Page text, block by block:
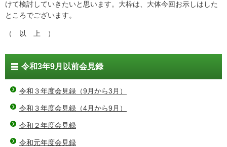
けて検討していきたいと思います。大枠は、大体今回お示しはした
ところでございます。
（ 以 上 ）
令和3年9月以前会見録
令和３年度会見録（9月から3月）
令和３年度会見録（4月から9月）
令和２年度会見録
令和元年度会見録